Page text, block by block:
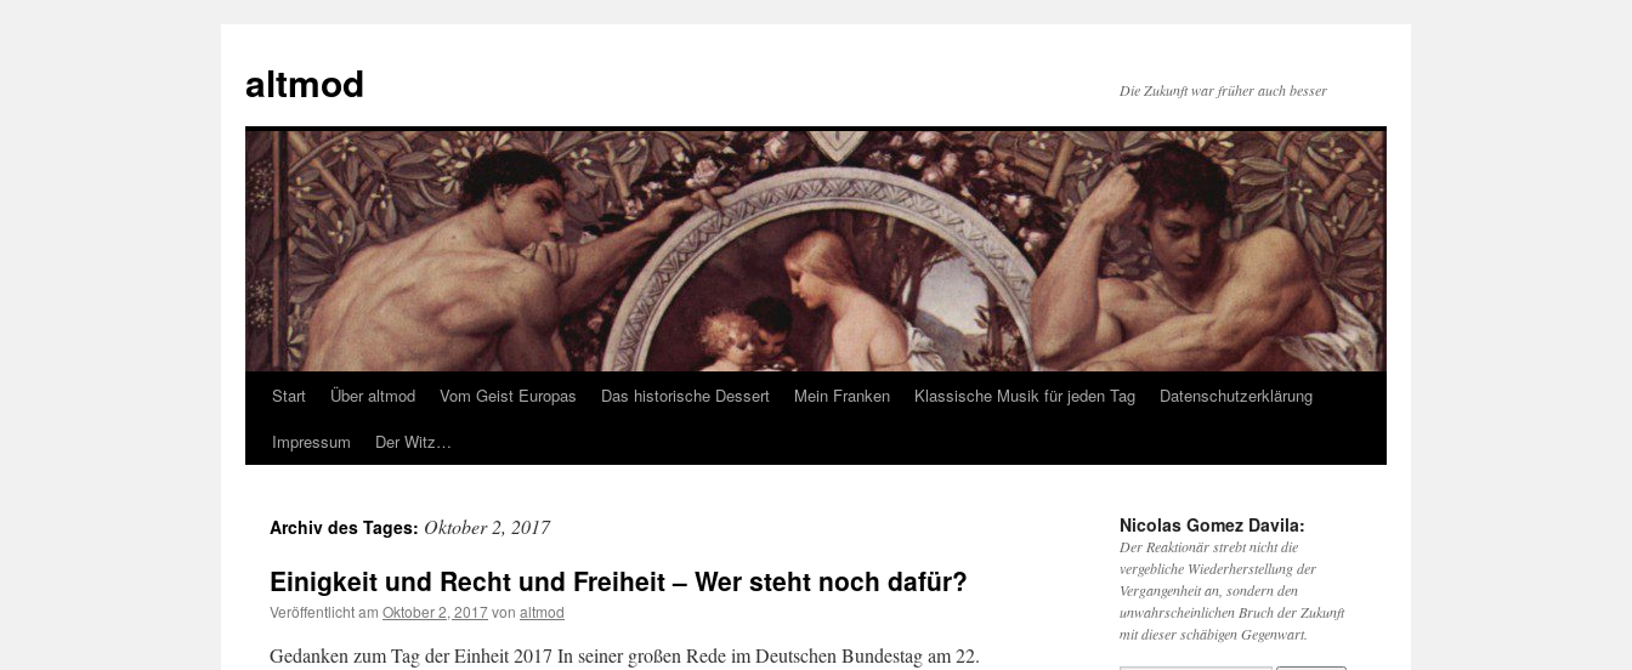
springen
altmod Die Zukunft war früher auch besser
Start Über altmod Vom Geist Europas Das historische Dessert Mein Franken Klassische Musik für jeden Tag
Datenschutzerklärung
Impressum
Der Witz…
Archiv des Tages: Oktober 2, 2017
Einigkeit und Recht und Freiheit – Wer steht noch dafür?
Veröffentlicht am Oktober 2, 2017von altmod
Gedanken zum Tag der Einheit 2017 In seiner großen Rede im Deutschen Bundestag am 22.
Nicolas Gomez Davila:
Der Reaktionär strebt nicht die
vergebliche Wiederherstellung der
Vergangenheit an, sondern den
unwahrscheinlichen Bruch der Zukunft
mit dieser schäbigen Gegenwart.